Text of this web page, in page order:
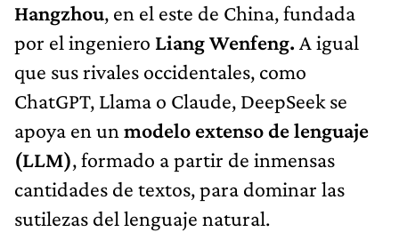
Hangzhou, en el este de China, fundada
por el ingeniero Liang Wenfeng. A igual
que sus rivales occidentales, como
ChatGPT, Llama o Claude, DeepSeek se
apoya en un modelo extenso de lenguaje
(LLM), formado a partir de inmensas
cantidades de textos, para dominar las
sutilezas del lenguaje natural.